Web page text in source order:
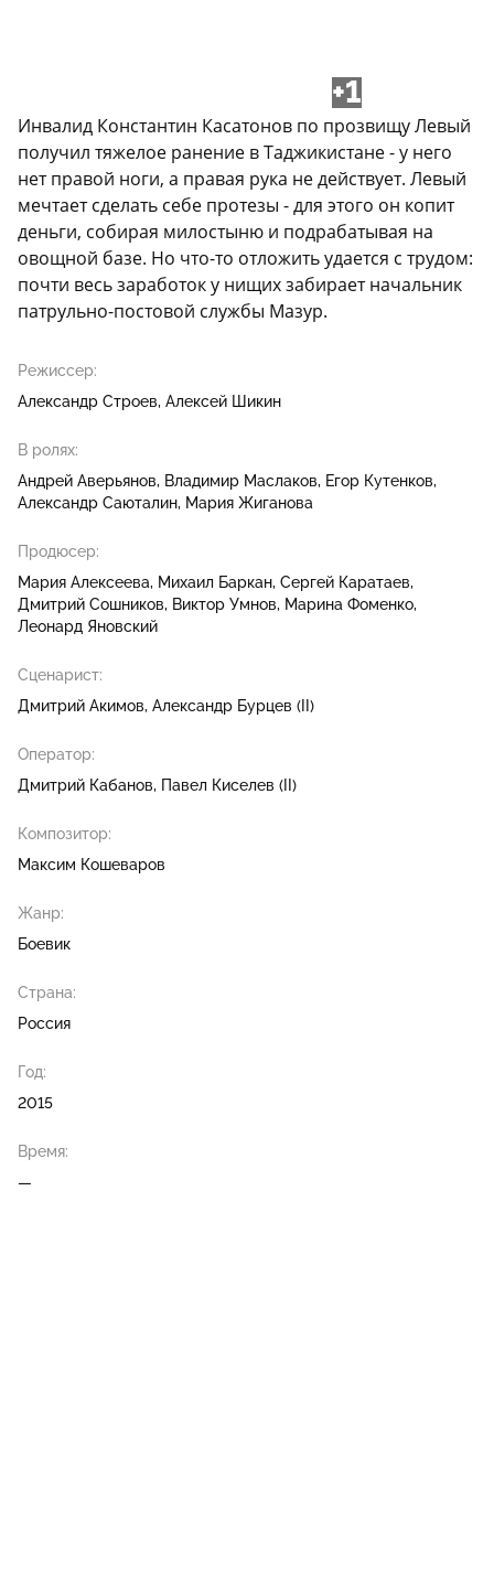
+1
Инвалид Константин Касатонов по прозвищу Левый
получил тяжелое ранение в Таджикистане - у него
нет правой ноги, а правая рука не действует. Левый
мечтает сделать себе протезы - для этого он копит
деньги, собирая милостыню и подрабатывая на
овощной базе. Но что-то отложить удается с трудом:
почти весь заработок у нищих забирает начальник
патрульно-постовой службы Мазур.
Режиссер:
Александр Строев Алексей Шикин
В ролях:
Андрей Аверьянов
Владимир Маслаков
Егор Кутенков
Александр Саюталин Мария Жиганова
Продюсер:
Мария Алексеева Михаил Баркан Сергей Каратаев
Дмитрий Сошников
Виктор Умнов
Марина Фоменко
Леонард Яновский
Сценарист:
Дмитрий Акимов Александр Бурцев (II)
Оператор:
Дмитрий Кабанов
Павел Киселев (II)
Композитор:
Максим Кошеваров
Жанр:
Боевик
Страна:
Россия
Год:
2015
Время:
—